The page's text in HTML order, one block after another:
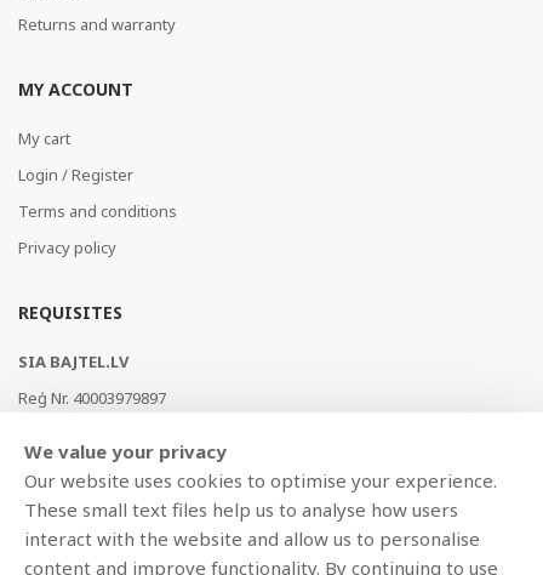
Returns and warranty
MY ACCOUNT
My cart
Login / Register
Terms and conditions
Privacy policy
REQUISITES
SIA BAJTEL.LV
Reģ Nr. 40003979897
AS Swedbank, HABALV22
LV53HABA0551019240274
We value your privacy
Our website uses cookies to optimise your experience.
These small text files help us to analyse how users
interact with the website and allow us to personalise
content and improve functionality. By continuing to use